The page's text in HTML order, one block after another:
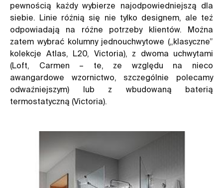
pewnością każdy wybierze najodpowiedniejszą dla
siebie. Linie różnią się nie tylko designem, ale też
odpowiadają na różne potrzeby klientów. Można
zatem wybrać kolumny jednouchwytowe („klasyczne”
kolekcje Atlas, L20, Victoria), z dwoma uchwytami
(Loft, Carmen – te, ze względu na nieco
awangardowe wzornictwo, szczególnie polecamy
odważniejszym) lub z wbudowaną baterią
termostatyczną (Victoria).